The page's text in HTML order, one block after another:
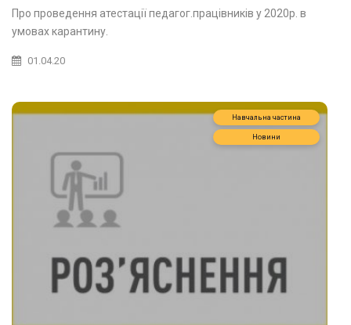
Про проведення атестації педагог.працівників у 2020р. в
умовах карантину.
01.04.20
Навчальна частина
Новини